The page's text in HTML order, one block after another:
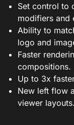
Set control to
modifiers and
Ability to
logo and
Faster
compositions.
Up to 3x
New left flow
viewer layouts.